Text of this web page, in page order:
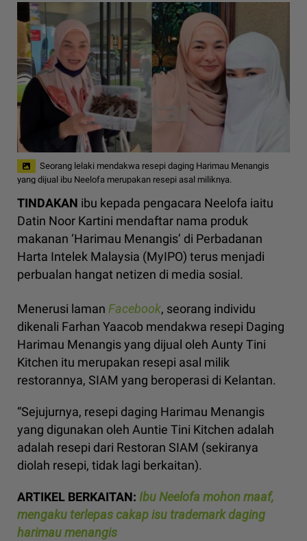
Seorang lelaki mendakwa resepi daging Harimau Menangis
yang dijual ibu Neelofa merupakan resepi asal miliknya.
TINDAKAN ibu kepada pengacara Neelofa iaitu
Datin Noor Kartini mendaftar nama produk
makanan ‘Harimau Menangis’ di Perbadanan
Harta Intelek Malaysia (MyIPO) terus menjadi
perbualan hangat netizen di media sosial.
Menerusi laman Facebook, seorang individu
dikenali Farhan Yaacob mendakwa resepi Daging
Harimau Menangis yang dijual oleh Aunty Tini
Kitchen itu merupakan resepi asal milik
restorannya, SIAM yang beroperasi di Kelantan.
“Sejujurnya, resepi daging Harimau Menangis
yang digunakan oleh Auntie Tini Kitchen adalah
adalah resepi dari Restoran SIAM (sekiranya
diolah resepi, tidak lagi berkaitan).
ARTIKEL BERKAITAN: Ibu Neelofa mohon maaf,
mengaku terlepas cakap isu trademark daging
harimau menangis